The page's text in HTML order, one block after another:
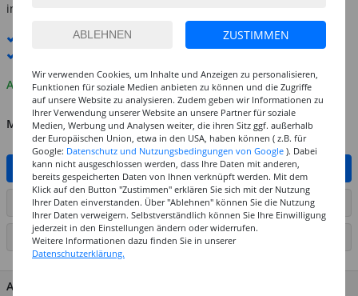
innerhalb Deutschlands -
Standard-Lieferung
Auf Lager
MENGE
IN DEN WARENKORB
ARTIKEL AUF WUNSCHLISTE SETZEN
SEITE DRUCKEN
ARTIKEL MERKMALE & DETAILS
ZUSTIMMEN
Wir verwenden Cookies, um Inhalte und Anzeigen zu personalisieren,
Funktionen für soziale Medien anbieten zu können und die Zugriffe
auf unsere Website zu analysieren. Zudem geben wir Informationen zu
Ihrer Verwendung unserer Website an unsere Partner für soziale
Medien, Werbung und Analysen weiter, die ihren Sitz ggf. außerhalb
der Europäischen Union, etwa in den USA, haben können ( z.B. für
Google: Datenschutz und Nutzungsbedingungen von Google ). Dabei
kann nicht ausgeschlossen werden, dass Ihre Daten mit anderen,
bereits gespeicherten Daten von Ihnen verknüpft werden. Mit dem
Klick auf den Button "Zustimmen" erklären Sie sich mit der Nutzung
Ihrer Daten einverstanden. Über "Ablehnen" können Sie die Nutzung
Ihrer Daten verweigern. Selbstverständlich können Sie Ihre Einwilligung
jederzeit in den Einstellungen ändern oder widerrufen.
Weitere Informationen dazu finden Sie in unserer
Datenschutzerklärung.